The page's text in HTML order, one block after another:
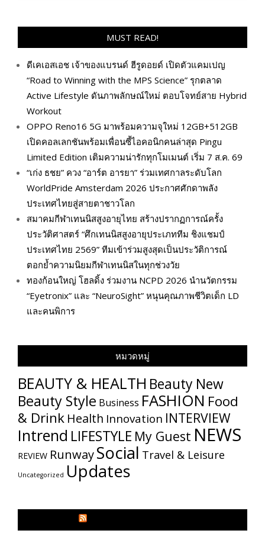
MUST READ!
ดีเคเอสเอช เจ้าของแบรนด์ ฮีรูดอยด์ เปิดตัวแคมเปญ
“Road to Winning with the MPS Science” รุกตลาด
Active Lifestyle ดันภาพลักษณ์ใหม่ ตอบโจทย์สาย Hybrid
Workout
OPPO Reno16 5G มาพร้อมความจุใหม่ 12GB+512GB
เปิดคอลเลกชันพร้อมเพื่อนซี้ไอคอนิกคนล่าสุด Pingu
Limited Edition เติมความน่ารักทุกโมเมนต์ เริ่ม 7 ส.ค. 69
“เก่ง ธชย” ควง “อาร์ต อารยา” ร่วมเทศกาลระดับโลก
WorldPride Amsterdam 2026 ประกาศศักดาพลัง
ประเทศไทยสู่สายตาชาวโลก
สมาคมกีฬาเทนนิสสูงอายุไทย สร้างปรากฏการณ์ครั้ง
ประวัติศาสตร์ “ศึกเทนนิสสูงอายุประเภททีม ชิงแชมป์
ประเทศไทย 2569” ทีมเข้าร่วมสูงสุดเป็นประวัติการณ์
ตอกย้ำความนิยมกีฬาเทนนิสในทุกช่วงวัย
ทองก้อนใหญ่ โฮลดิ้ง ร่วมงาน NCPD 2026 นำนวัตกรรม
“Eyetronix” และ “NeuroSight” หนุนคุณภาพชีวิตเด็ก LD
และคนพิการ
หมวดหมู่
BEAUTY & HEALTH Beauty New
Beauty Style Business FASHION Food
& Drink Health Innovation INTERVIEW
Intrend LIFESTYLE My​ Guest NEWS
REVIEW RunwaySocial Travel & Leisure
Uncategorized Updates